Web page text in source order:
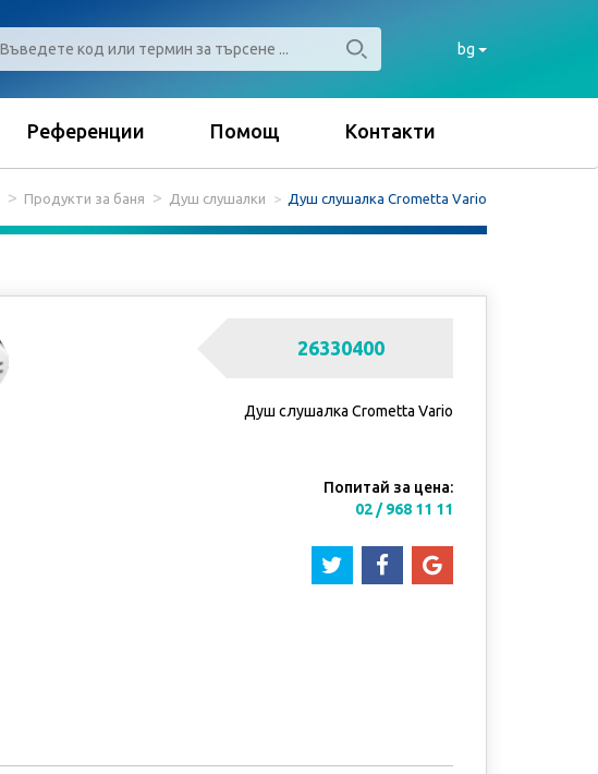
bg
Референции Помощ Контакти
Продукти за баня Душ слушалки Душ слушалка Crometta Vario
26330400
Душ слушалка Crometta Vario
Попитай за цена:
02 / 968 11 11